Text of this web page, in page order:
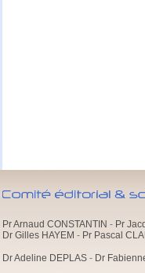
Pr Arnaud CONSTANTIN - Pr
Dr Gilles HAYEM - Pr Pascal
Dr Adeline DEPLAS - Dr